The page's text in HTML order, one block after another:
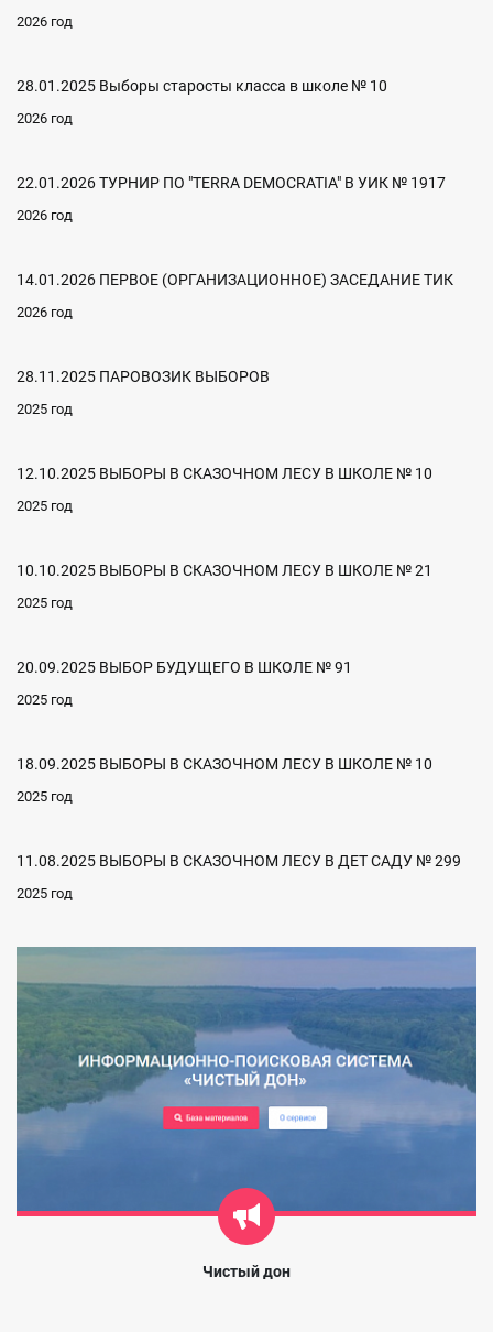
2026 год
28.01.2025 Выборы старосты класса в школе № 10
2026 год
22.01.2026 ТУРНИР ПО "ТERRA DEMOCRATIA" В УИК № 1917
2026 год
14.01.2026 ПЕРВОЕ (ОРГАНИЗАЦИОННОЕ) ЗАСЕДАНИЕ ТИК
2026 год
28.11.2025 ПАРОВОЗИК ВЫБОРОВ
2025 год
12.10.2025 ВЫБОРЫ В СКАЗОЧНОМ ЛЕСУ В ШКОЛЕ № 10
2025 год
10.10.2025 ВЫБОРЫ В СКАЗОЧНОМ ЛЕСУ В ШКОЛЕ № 21
2025 год
20.09.2025 ВЫБОР БУДУЩЕГО В ШКОЛЕ № 91
2025 год
18.09.2025 ВЫБОРЫ В СКАЗОЧНОМ ЛЕСУ В ШКОЛЕ № 10
2025 год
11.08.2025 ВЫБОРЫ В СКАЗОЧНОМ ЛЕСУ В ДЕТ САДУ № 299
2025 год
Чистый дон